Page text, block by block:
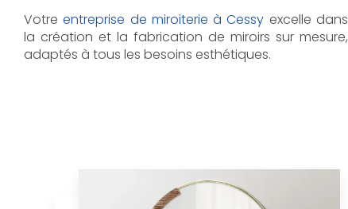
Votreentreprise de miroiterie à Cessy excelle dans
la création et la fabrication de miroirs sur mesure,
adaptés à tous les besoins esthétiques.